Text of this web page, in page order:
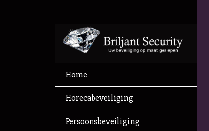
Home
Horecabeveiliging
Persoonsbeveiliging